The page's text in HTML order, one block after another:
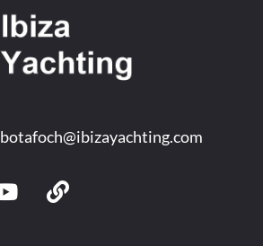
botafoch@ibizayachting.com
Y
o
L
i